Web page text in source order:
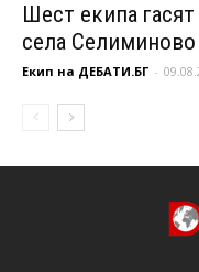
Шест екипа
села
Екип на ДЕБАТИ.БГ -